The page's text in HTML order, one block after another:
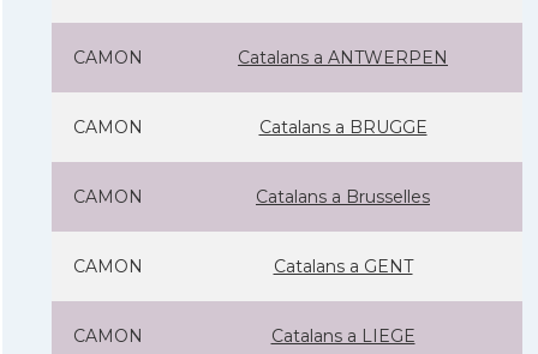
CAMON Catalans a ANTWERPEN
CAMON Catalans a BRUGGE
CAMON Catalans a Brusselles
CAMON Catalans a GENT
CAMON Catalans a LIEGE